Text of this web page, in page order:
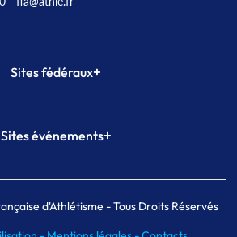
Sites fédéraux+
Plateforme Formation
Sites événements+
de Paris indoor
MAIF Ekiden de Paris
d'Athlétisme - Tous Droits Réservés